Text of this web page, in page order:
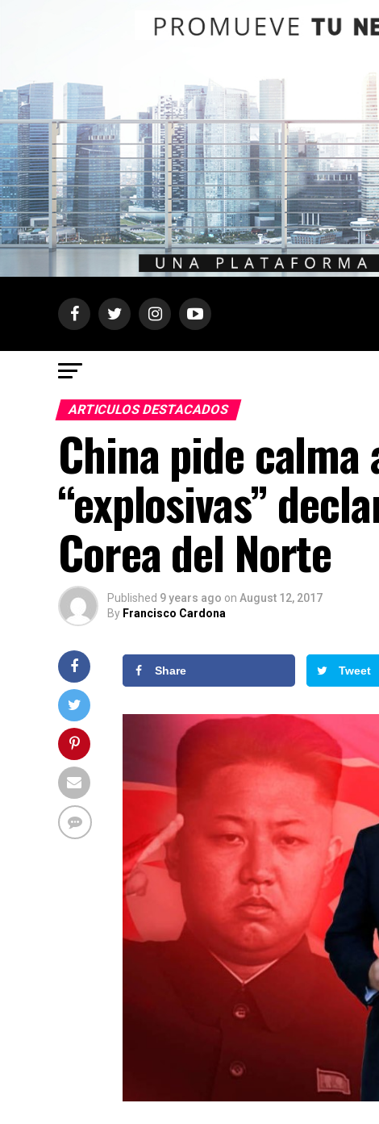
ARTICULOS DESTACADOS
China pide calma
“explosivas”
Corea del Norte
Published 9 years ago on August 12, 2017
By Francisco Cardona
Share Tweet